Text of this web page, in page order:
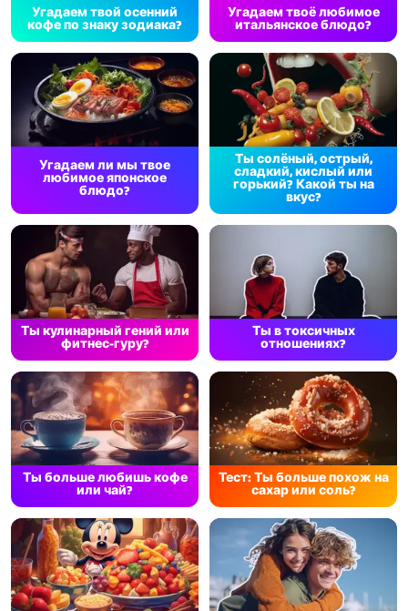
Угадаем твой осенний
кофе по знаку зодиака?
Угадаем твоё любимое
итальянское блюдо?
Угадаем ли мы твое
любимое японское
блюдо?
Ты солёный, острый,
сладкий, кислый или
горький? Какой ты на
вкус?
Ты кулинарный гений или
фитнес-гуру?
Ты в токсичных
отношениях?
Ты больше любишь кофе
или чай?
Тест: Ты больше похож на
сахар или соль?